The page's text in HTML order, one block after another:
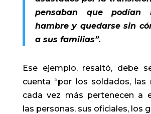
pensaban que podían
hambre y quedarse sin
a sus familias”.
Ese ejemplo, resaltó, debe
cuenta “por los soldados, las
cada vez más pertenecen a
las personas, sus oficiales, los